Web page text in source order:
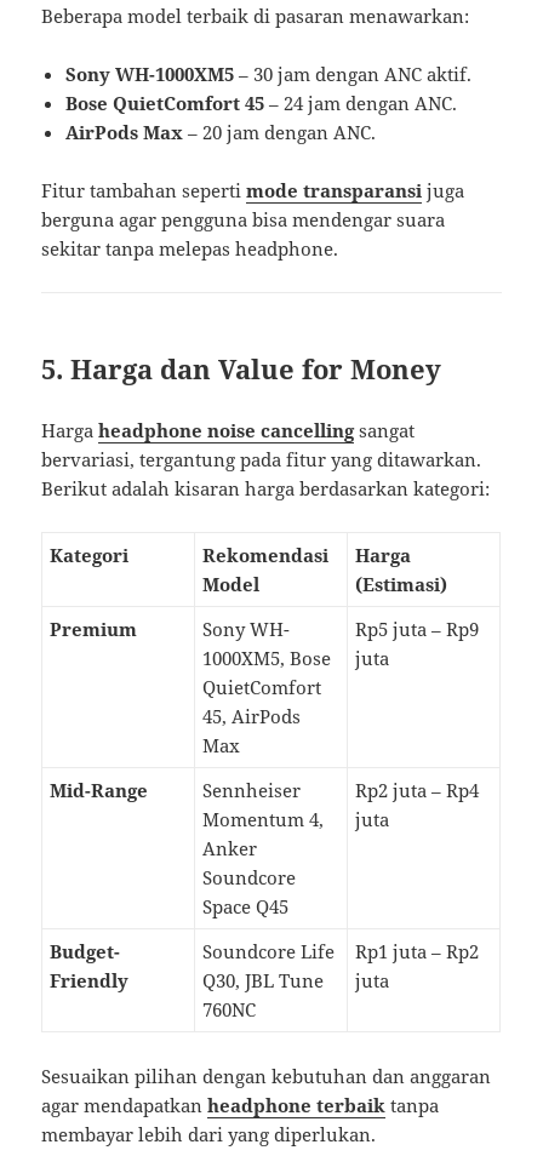
Beberapa model terbaik di pasaran menawarkan:
Sony WH-1000XM5 – 30 jam dengan ANC aktif.
Bose QuietComfort 45 – 24 jam dengan ANC.
AirPods Max – 20 jam dengan ANC.
Fitur tambahan sepertimode transparansi juga
berguna agar pengguna bisa mendengar suara
sekitar tanpa melepas headphone.
5. Harga dan Value for Money
Hargaheadphone noise cancellingsangat
bervariasi, tergantung pada fitur yang ditawarkan.
Berikut adalah kisaran harga berdasarkan kategori:
Kategori
Rekomendasi
Model
Harga
(Estimasi)
Premium
Sony WH-
1000XM5, Bose
QuietComfort
45, AirPods
Max
Rp5 juta – Rp9
juta
Mid-Range
Sennheiser
Momentum 4,
Anker
Soundcore
Space Q45
Rp2 juta – Rp4
juta
Budget-
Friendly
Soundcore Life
Q30, JBL Tune
760NC
Rp1 juta – Rp2
juta
Sesuaikan pilihan dengan kebutuhan dan anggaran
agar mendapatkanheadphone terbaik tanpa
membayar lebih dari yang diperlukan.